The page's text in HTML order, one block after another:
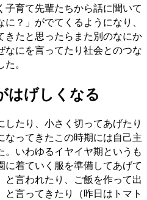
育て先輩たちから話に聞いて
？」がでてくるようになり、
きたと思ったらまた別のなにか
なにを言ってたり社会とのつな
。
はげしくなる
たり、小さく切ってあげたり
ってきたこの時期には自己主
いわゆるイヤイヤ期というも
着ていく服を準備してあげて
と言われたり、ご飯を作って出
と言ってきたり（昨日はトマト